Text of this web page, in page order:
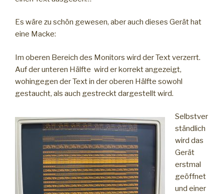
Es wäre zu schön gewesen, aber auch dieses Gerät hat
eine Macke:
Im oberen Bereich des Monitors wird der Text verzerrt.
Auf der unteren Hälfte wird er korrekt angezeigt,
wohingegen der Text in der oberen Hälfte sowohl
gestaucht, als auch gestreckt dargestellt wird.
Selbstver
ständlich
wird das
Gerät
erstmal
geöffnet
und einer